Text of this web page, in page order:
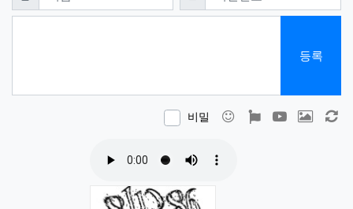
등록
비밀 이모티콘폰트어썸
동영상 이미지